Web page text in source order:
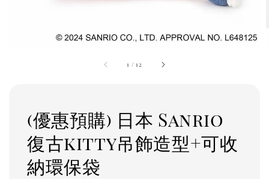
1 /12
(優惠預購) 日本 Sanrio
復古kitty吊飾造型+可收
納環保袋